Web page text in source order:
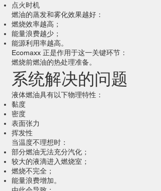
点火时机
燃油的蒸发和雾化效果越好：
燃烧效率越高；
能量浪费越少；
能源利用率越高。
Ecomaxx 正是作用于这一关键环节：
燃烧前燃油的热处理准备。
系统解决的问题
液体燃油具有以下物理特性：
黏度
密度
表面张力
挥发性
当温度不理想时：
部分燃油无法充分汽化；
较大的液滴进入燃烧室；
燃烧不完全；
能量浪费增加。